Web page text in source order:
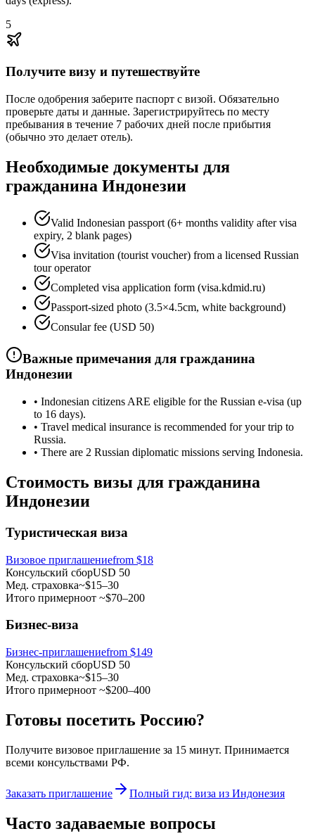
5
Получите визу и путешествуйте
После одобрения заберите паспорт с визой. Обязательно
проверьте даты и данные. Зарегистрируйтесь по месту
пребывания в течение 7 рабочих дней после прибытия
(обычно это делает отель).
Необходимые документы для
гражданина Индонезии
Valid Indonesian passport (6+ months validity after visa
expiry, 2 blank pages)
Visa invitation (tourist voucher) from a licensed Russian
tour operator
Completed visa application form (visa.kdmid.ru)
Passport-sized photo (3.5×4.5cm, white background)
Consular fee (USD 50)
Важные примечания для гражданина
Индонезии
• Indonesian citizens ARE eligible for the Russian e-visa (up
to 16 days).
• Travel medical insurance is recommended for your trip to
Russia.
• There are 2 Russian diplomatic missions serving Indonesia.
Стоимость визы для гражданина
Индонезии
Туристическая виза
Визовое приглашениеfrom $18
Консульский сборUSD 50
Мед. страховка~$15–30
Итого примерноот ~$70–200
Бизнес-виза
Бизнес-приглашениеfrom $149
Консульский сборUSD 50
Мед. страховка~$15–30
Итого примерноот ~$200–400
Готовы посетить Россию?
Получите визовое приглашение за 15 минут. Принимается
всеми консульствами РФ.
Заказать приглашение Полный гид: виза из Индонезия
Часто задаваемые вопросы